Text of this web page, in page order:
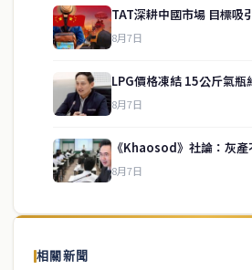
TAT深耕中國市場 目標吸
8月7日
LPG價格凍結 15公斤氣瓶
8月7日
《Khaosod》社論：灰
8月7日
相關新聞
關於我們
泰國中文新聞（TCN）是一家總部設於曼
供即時、客觀、多元的中文新聞內容。
service@thaichinesenews.com